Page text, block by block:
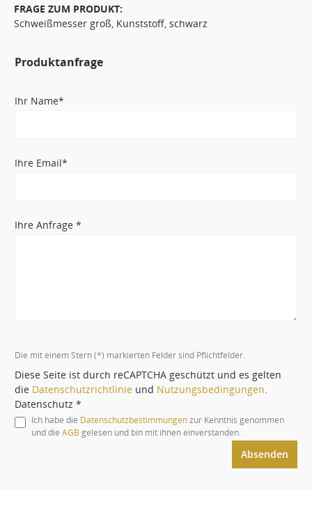
FRAGE ZUM PRODUKT:
Schweißmesser groß, Kunststoff, schwarz
Produktanfrage
Ihr Name*
Ihre Email*
Ihre Anfrage *
Die mit einem Stern (*) markierten Felder sind Pflichtfelder.
Diese Seite ist durch reCAPTCHA geschützt und es gelten
die Datenschutzrichtlinie und Nutzungsbedingungen
Datenschutz *
Ich habe die Datenschutzbestimmungenzur Kenntnis genommen
und die AGB gelesen und bin mit ihnen einverstanden.
Absenden